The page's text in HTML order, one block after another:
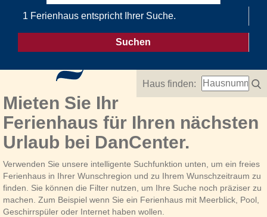
1 Ferienhaus entspricht Ihrer Suche.
Suchen
Haus finden:
Mieten Sie Ihr
Ferienhaus für Ihren nächsten
Urlaub bei DanCenter.
Verwenden Sie unsere intelligente Suchfunktion unten, um ein freies
Ferienhaus in Ihrer Wunschregion und zu Ihrem Wunschzeitraum zu
finden. Sie können die Filter nutzen, um Ihre Suche noch präziser zu
machen. Zum Beispiel wenn Sie ein Ferienhaus mit Meerblick, Pool,
Geschirrspüler oder Internet haben wollen.